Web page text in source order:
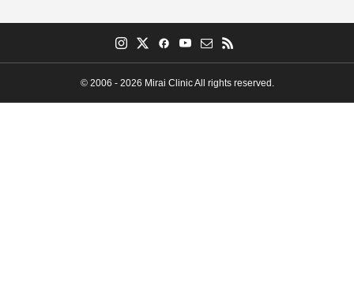
© 2006 - 2026 Mirai Clinic All rights reserved.